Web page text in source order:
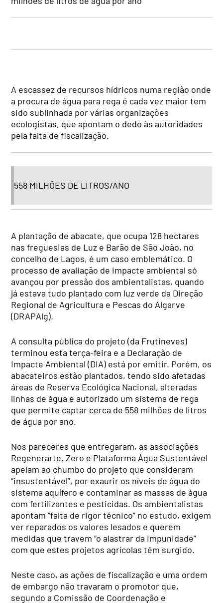
A escassez de recursos hídricos numa região onde
a procura de água para rega é cada vez maior tem
sido sublinhada por várias organizações
ecologistas, que apontam o dedo às autoridades
pela falta de fiscalização.
558 MILHÕES DE LITROS/ANO
A plantação de abacate, que ocupa 128 hectares
nas freguesias de Luz e Barão de São João, no
concelho de Lagos, é um caso emblemático. O
processo de avaliação de impacte ambiental só
avançou por pressão dos ambientalistas, quando
já estava tudo plantado com luz verde da Direção
Regional de Agricultura e Pescas do Algarve
(DRAPAlg).
A consulta pública do projeto (da Frutineves)
terminou esta terça-feira e a Declaração de
Impacte Ambiental (DIA) está por emitir. Porém, os
abacateiros estão plantados, tendo sido afetadas
áreas de Reserva Ecológica Nacional, alteradas
linhas de água e autorizado um sistema de rega
que permite captar cerca de 558 milhões de litros
de água por ano.
Nos pareceres que entregaram, as associações
Regenerarte, Zero e Plataforma Água Sustentável
apelam ao chumbo do projeto que consideram
“insustentável”, por exaurir os níveis de água do
sistema aquífero e contaminar as massas de água
com fertilizantes e pesticidas. Os ambientalistas
apontam “falta de rigor técnico” no estudo, exigem
ver reparados os valores lesados e querem
medidas que travem “o alastrar da impunidade”
com que estes projetos agrícolas têm surgido.
Neste caso, as ações de fiscalização e uma ordem
de embargo não travaram o promotor que,
segundo a Comissão de Coordenação e